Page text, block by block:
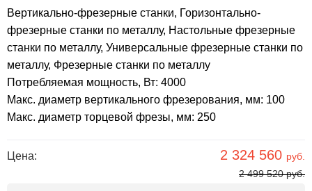
Вертикально-фрезерные станки, Горизонтально-
фрезерные станки по металлу, Настольные фрезерные
станки по металлу, Универсальные фрезерные станки по
металлу, Фрезерные станки по металлу
Цена:
2 499 520руб.
2 324 560 руб.
Потребляемая мощность, Вт: 4000
Макс. диаметр вертикального фрезерования, мм: 100
Макс. диаметр торцевой фрезы, мм: 250